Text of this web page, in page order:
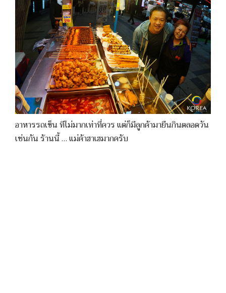
อาหารรถเข็น ทีไม่มากเท่าที่ควร แต่ก็มีลูกค้ามายืนกินตลอดวัน
เช่นกัน ร้านนี้ … แม่ค้าฮาเฮมากครับ